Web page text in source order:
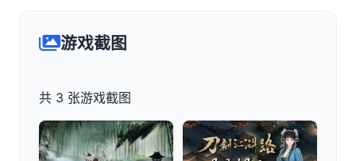
游戏截图
共 3 张游戏截图